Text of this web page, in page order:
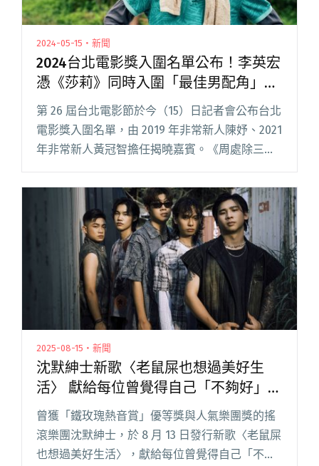
2024-05-15・新聞
2024台北電影獎入圍名單公布！李英宏
憑《莎莉》同時入圍「最佳男配角」、
「最佳配樂」！
第 26 屆台北電影節於今（15）日記者會公布台北
電影獎入圍名單，由 2019 年非常新人陳妤、2021
年非常新人黃冠智擔任揭曉嘉賓。《周處除三
《BIG》8 項緊追在後；鼓勵行銷團隊的「台灣電
閱讀全文 "2024台北電影獎入圍名單公布！李英
宏憑《莎莉》同時入圍「最佳男配角」、「最佳
配樂」！"
2025-08-15・新聞
沈默紳士新歌〈老鼠屎也想過美好生
活〉 獻給每位曾覺得自己「不夠好」的
人
曾獲「鐵玫瑰熱音賞」優等獎與人氣樂團獎的搖
滾樂團沈默紳士，於 8 月 13 日發行新歌〈老鼠屎
也想過美好生活〉，獻給每位曾覺得自己「不夠